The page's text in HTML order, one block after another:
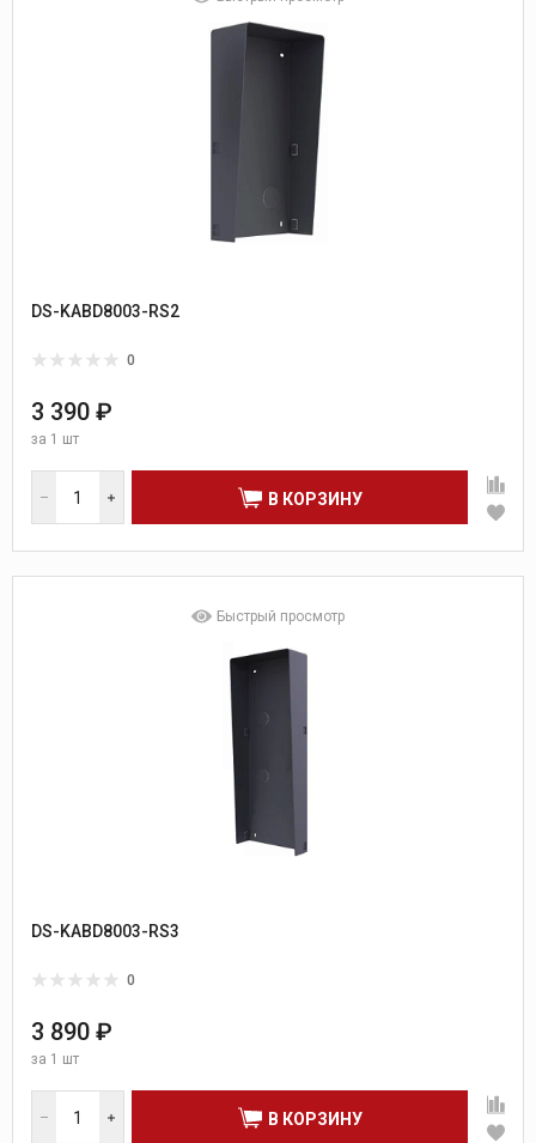
DS-KABD8003-RS2
0
3 390 ₽
за 1 шт
В КОРЗИНУ
Быстрый просмотр
DS-KABD8003-RS3
0
3 890 ₽
за 1 шт
В КОРЗИНУ